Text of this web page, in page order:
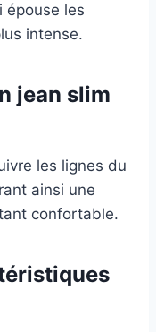
épouse les
intense.
jean slim
les lignes du
ainsi une
confortable.